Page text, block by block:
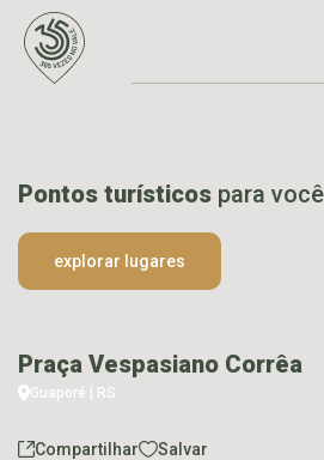
Pontos turísticos para
explorar lugares
Praça Vespasiano Corrêa
Guaporé | RS
Compartilhar Salvar